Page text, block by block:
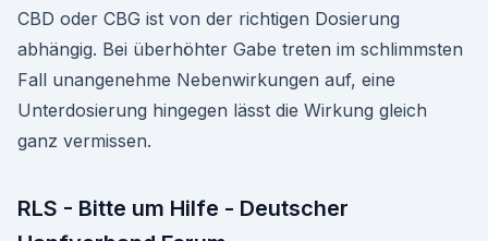
CBD oder CBG ist von der richtigen Dosierung
abhängig. Bei überhöhter Gabe treten im schlimmsten
Fall unangenehme Nebenwirkungen auf, eine
Unterdosierung hingegen lässt die Wirkung gleich
ganz vermissen.
RLS - Bitte um Hilfe - Deutscher